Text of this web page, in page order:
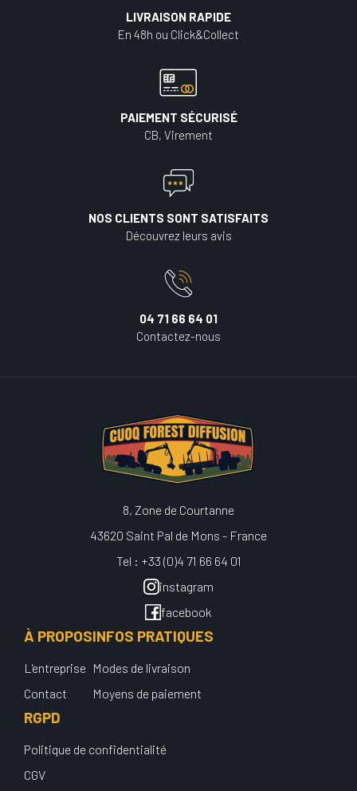
LIVRAISON RAPIDE
En 48h ou Click&Collect
PAIEMENT SÉCURISÉ
CB, Virement
NOS CLIENTS SONT SATISFAITS
Découvrez leurs avis
04 71 66 64 01
Contactez-nous
8, Zone de Courtanne
43620 Saint Pal de Mons - France
Tel : +33 (0)4 71 66 64 01
instagram
facebook
À PROPOS
L'entreprise
Contact
INFOS PRATIQUES
Modes de livraison
Moyens de paiement
RGPD
Politique de confidentialité
CGV